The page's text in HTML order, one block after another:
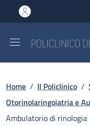
al contenuto
to footer content
Briciole di
Home / Il Policlinico /
Otorinolaringoiatria e
Ambulatorio di rinologia